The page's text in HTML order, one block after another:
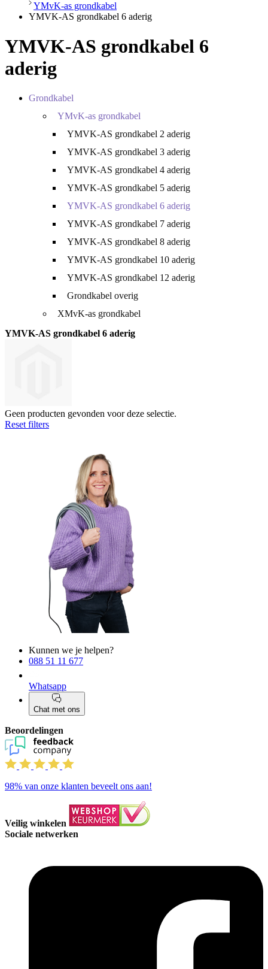
YMvK-as grondkabel
YMVK-AS grondkabel 6 aderig
YMVK-AS grondkabel 6
aderig
Grondkabel
YMvK-as grondkabel
YMVK-AS grondkabel 2 aderig
YMVK-AS grondkabel 3 aderig
YMVK-AS grondkabel 4 aderig
YMVK-AS grondkabel 5 aderig
YMVK-AS grondkabel 6 aderig
YMVK-AS grondkabel 7 aderig
YMVK-AS grondkabel 8 aderig
YMVK-AS grondkabel 10 aderig
YMVK-AS grondkabel 12 aderig
Grondkabel overig
XMvK-as grondkabel
YMVK-AS grondkabel 6 aderig
Geen producten gevonden voor deze selectie.
Reset filters
Kunnen we je helpen?
088 51 11 677
Whatsapp
Chat met ons
Beoordelingen
98% van onze klanten beveelt ons aan!
Veilig winkelen
Sociale netwerken